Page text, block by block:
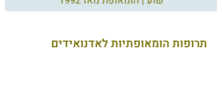
תרופות הומאופתיות לאדנואידים